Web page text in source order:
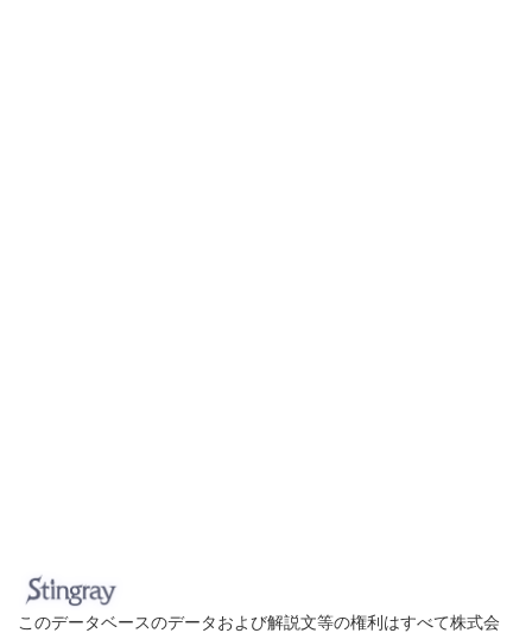
このデータベースのデータおよび解説文等の権利はすべて株式会